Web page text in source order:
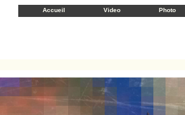
Accueil Video Photo